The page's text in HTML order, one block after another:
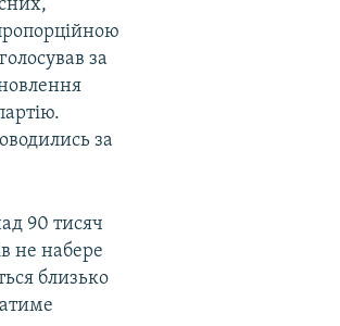
за
за
90 тисяч
не набере
близько